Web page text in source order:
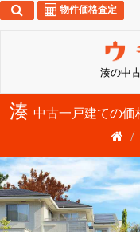
湊の中
物件価格査定
湊 中古一戸建ての価